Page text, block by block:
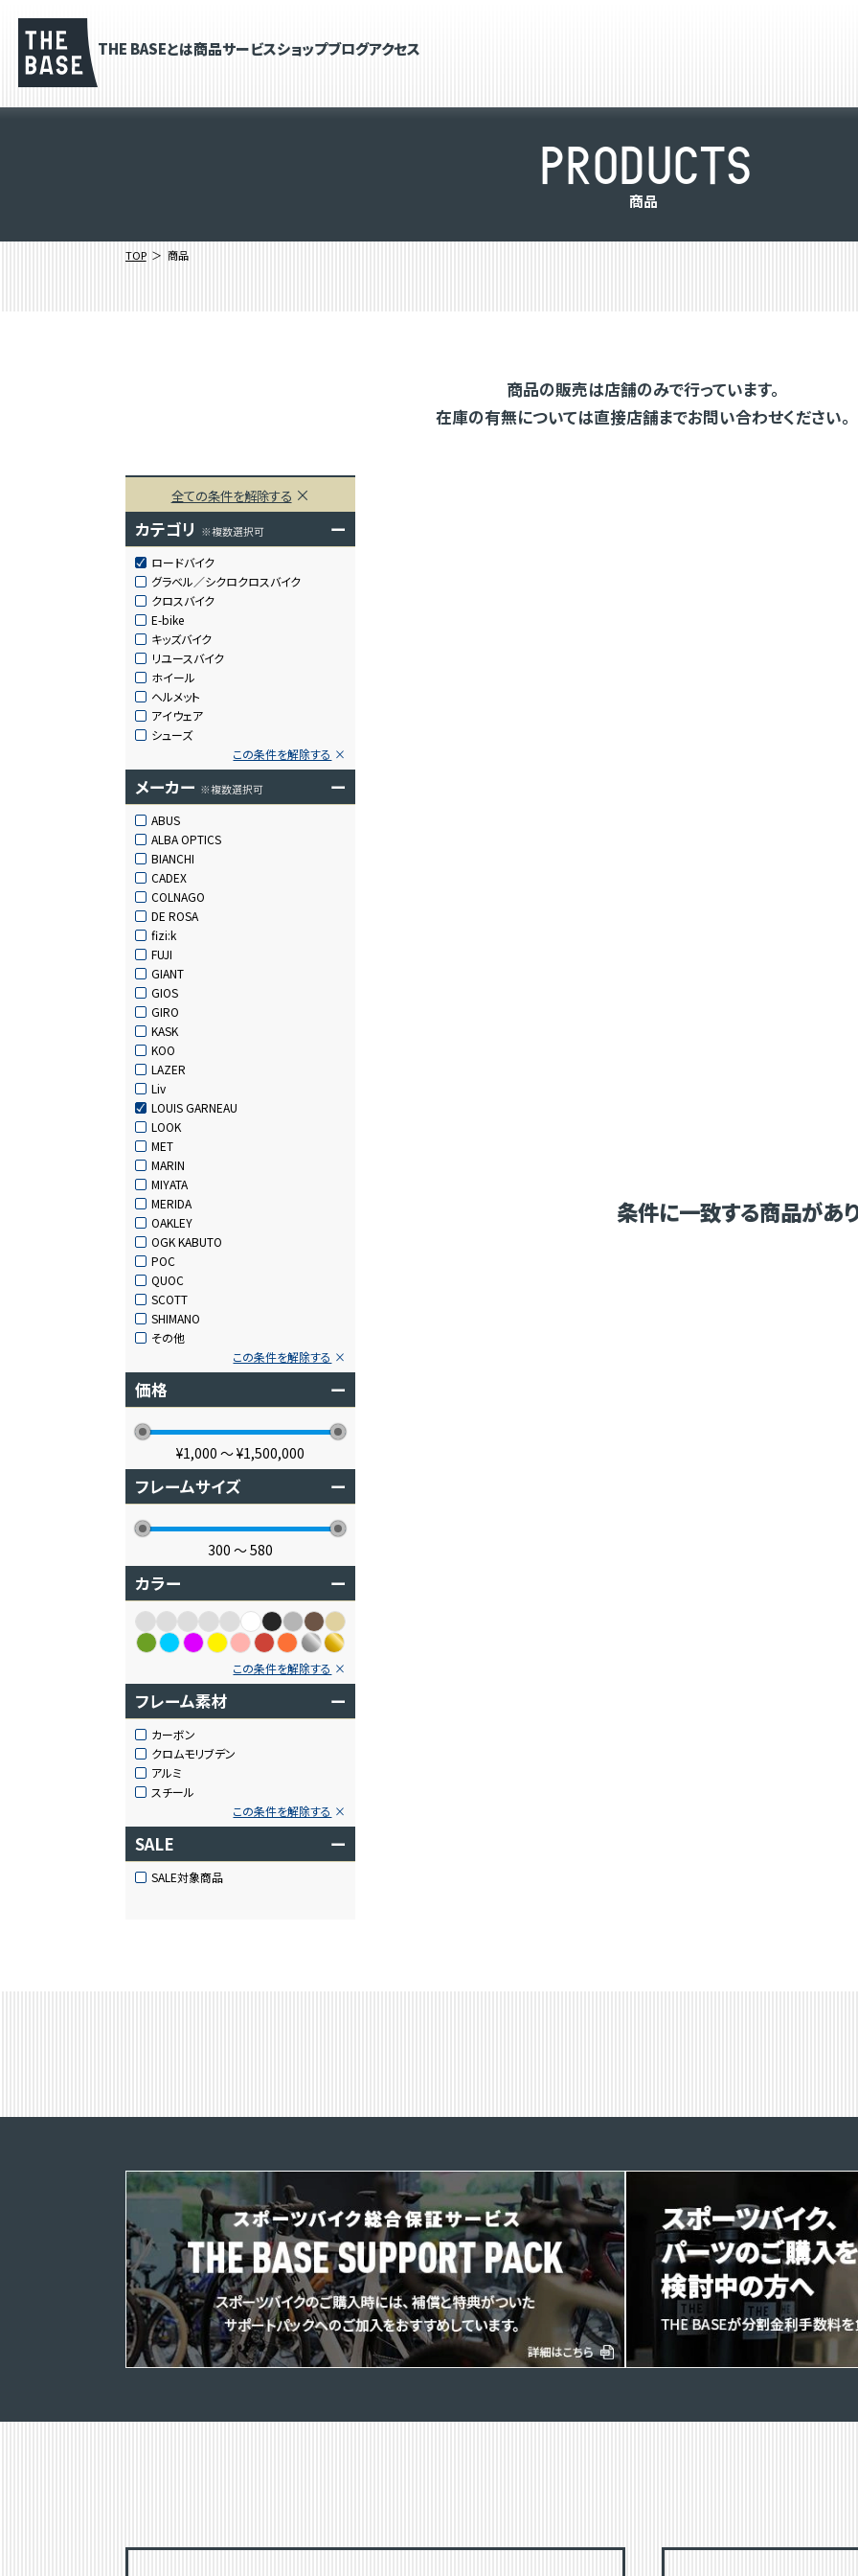
THE BASEとは商品サービスショップブログアクセス
PRODUCTS
商品
TOP 商品
商品の販売は店舗のみで行っています。
在庫の有無については直接店舗までお問い合わせください。
全ての条件を解除する
カテゴリ ※複数選択可 ー
ロードバイク
グラベル／シクロクロスバイク
クロスバイク
E-bike
キッズバイク
リユースバイク
ホイール
ヘルメット
アイウェア
シューズ
この条件を解除する
メーカー ※複数選択可 ー
ABUS
ALBA OPTICS
BIANCHI
CADEX
COLNAGO
DE ROSA
fizi:k
FUJI
GIANT
GIOS
GIRO
KASK
KOO
LAZER
Liv
LOUIS GARNEAU
LOOK
MET
MARIN
MIYATA
MERIDA
OAKLEY
OGK KABUTO
POC
QUOC
SCOTT
SHIMANO
その他
この条件を解除する
価格 ー
¥1,000 〜¥1,500,000
フレームサイズ ー
300 〜580
カラー ー
この条件を解除する
フレーム素材 ー
カーボン
クロムモリブデン
アルミ
スチール
この条件を解除する
SALE ー
SALE対象商品
条件に一致する商品があ